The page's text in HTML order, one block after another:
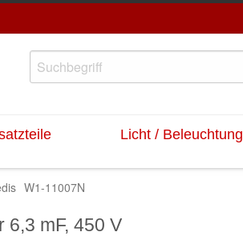
Licht / Beleuchtung
W1-11007N
mF, 450 V